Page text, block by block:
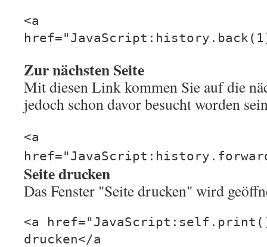
<a
Zur nächsten Seite
Mit diesen Link kommen Sie auf die
jedoch schon davor besucht worden
<a
Seite drucken
Das Fenster "Seite drucken" wird
<a
drucken</a